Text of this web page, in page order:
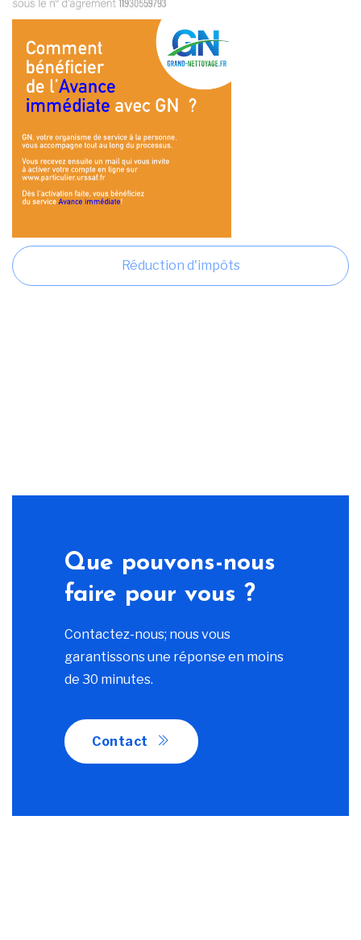
Réduction d'impôts
Que pouvons-nous
faire pour vous ?
Contactez-nous; nous vous
garantissons une réponse en moins
de 30 minutes.
Contact